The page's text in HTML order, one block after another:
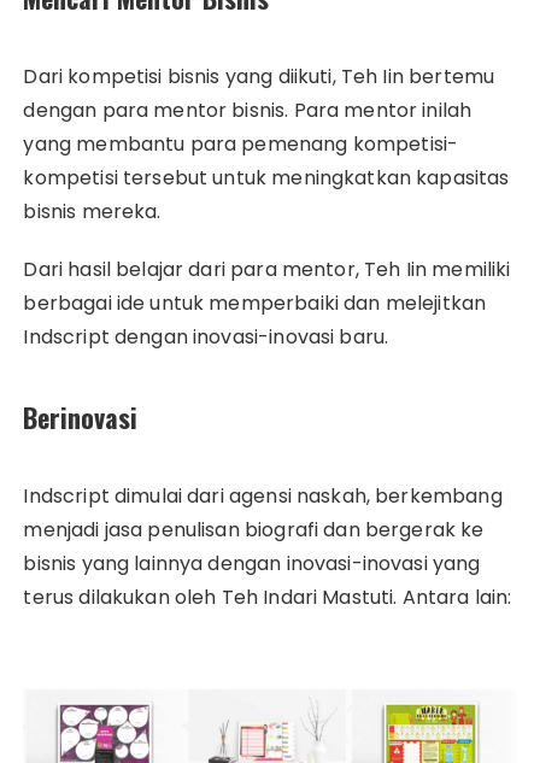
Dari kompetisi bisnis yang diikuti, Teh Iin bertemu
dengan para mentor bisnis. Para mentor inilah
yang membantu para pemenang kompetisi-
kompetisi tersebut untuk meningkatkan kapasitas
bisnis mereka.
Dari hasil belajar dari para mentor, Teh Iin memiliki
berbagai ide untuk memperbaiki dan melejitkan
Indscript dengan inovasi-inovasi baru.
Berinovasi
Indscript dimulai dari agensi naskah, berkembang
menjadi jasa penulisan biografi dan bergerak ke
bisnis yang lainnya dengan inovasi-inovasi yang
terus dilakukan oleh Teh Indari Mastuti. Antara lain: